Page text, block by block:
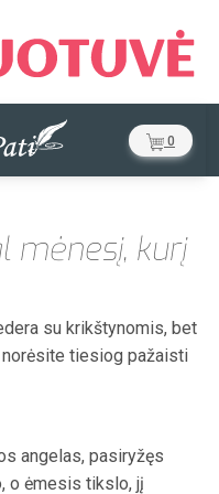
0
mėnesį, kurį
su krikštynomis, bet
tiesiog pažaisti
angelas, pasiryžęs
o ėmesis tikslo, jį